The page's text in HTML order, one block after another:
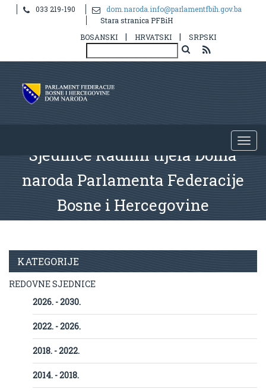
033 219-190
dom.naroda.info@parlamentfbih.gov.ba
Stara stranica PFBiH
BOSANSKI
| HRVATSKI | SRPSKI
Sjednice Radnih tijela Doma
naroda Parlamenta Federacije
Bosne i Hercegovine
KATEGORIJE
REDOVNE SJEDNICE
2026. - 2030.
2022. - 2026.
2018. - 2022.
2014. - 2018.